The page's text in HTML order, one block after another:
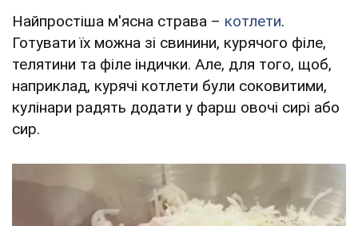
Найпростіша м'ясна страва – котлети.
Готувати їх можна зі свинини, курячого філе,
телятини та філе індички. Але, для того, щоб,
наприклад, курячі котлети були соковитими,
кулінари радять додати у фарш овочі сирі або
сир.